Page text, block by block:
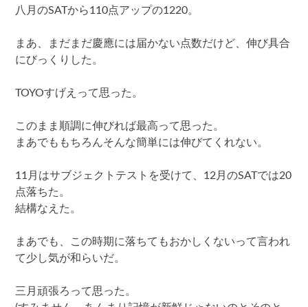
八月のSATから110点アップの1220。
まあ、まだまだ慶應には届かない点数だけど、伸び具合
にびっくりした。
TOYOすげえって思った。
このまま順調に伸びれば最高って思った。
まあでももちろんそんな簡単には伸びてくれない。
11月はサブジェクトテストを受けて、12月のSATでは20
点落ちた。
結構なえた。
まあでも、この時期に落ちてもおかしくないって言われ
て少し気が和らいだ。
三月頑張ろって思った。